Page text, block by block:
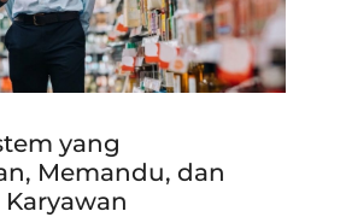
yang
Memandu, dan